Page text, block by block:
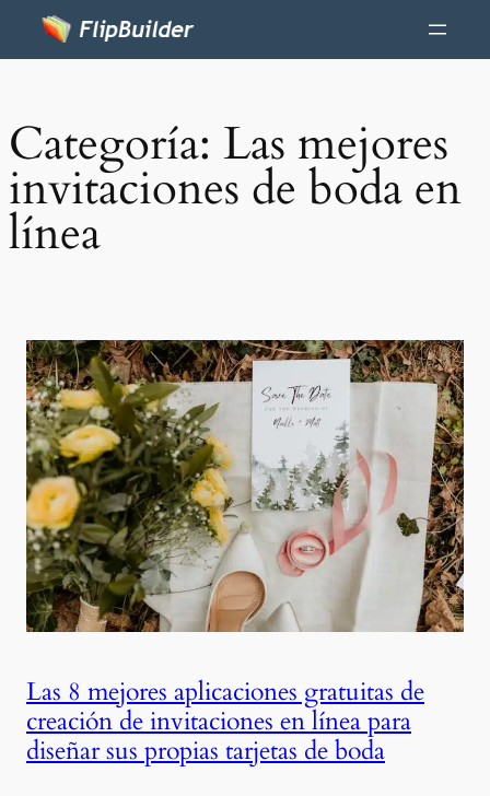
Categoría: Las mejores
invitaciones de boda en
línea
Las 8 mejores aplicaciones gratuitas de
creación de invitaciones en línea para
diseñar sus propias tarjetas de boda